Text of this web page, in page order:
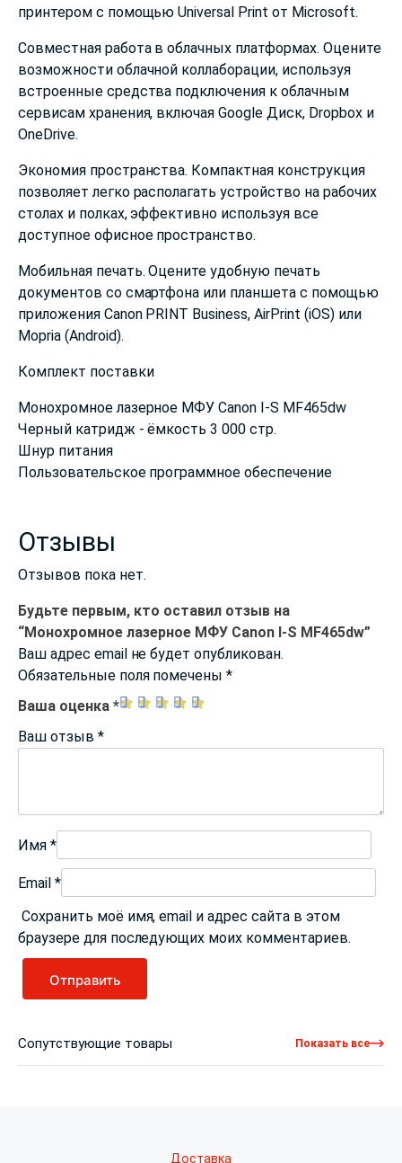
принтером с помощью Universal Print от Microsoft.
Совместная работа в облачных платформах. Оцените
возможности облачной коллаборации, используя
встроенные средства подключения к облачным
сервисам хранения, включая Google Диск, Dropbox и
OneDrive.
Экономия пространства. Компактная конструкция
позволяет легко располагать устройство на рабочих
столах и полках, эффективно используя все
доступное офисное пространство.
Мобильная печать. Оцените удобную печать
документов со смартфона или планшета с помощью
приложения Canon PRINT Business, AirPrint (iOS) или
Mopria (Android).
Комплект поставки
Монохромное лазерное МФУ Canon I-S MF465dw
Черный катридж - ёмкость 3 000 стр.
Шнур питания
Пользовательское программное обеспечение
Отзывы
Отзывов пока нет.
Будьте первым, кто оставил отзыв на
“Монохромное лазерное МФУ Canon I-S MF465dw”
Ваш адрес email не будет опубликован.
Обязательные поля помечены*
Ваша оценка *
Ваш отзыв *
Имя *
Email *
Сохранить моё имя, email и адрес сайта в этом
браузере для последующих моих комментариев.
Сопутствующие товары Показать все
Доставка